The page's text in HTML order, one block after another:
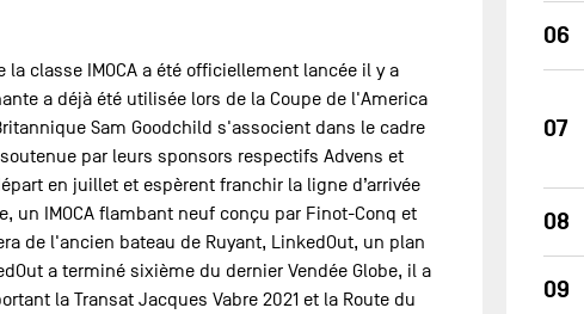
classe IMOCA a été officiellement lancée il y a
a déjà été utilisée lors de la Coupe de l'America
Sam Goodchild s'associent dans le cadre
par leurs sponsors respectifs Advens et
en juillet et espèrent franchir la ligne d’arrivée
un IMOCA flambant neuf conçu par Finot-Conq et
de l'ancien bateau de Ruyant, LinkedOut, un plan
a terminé sixième du dernier Vendée Globe, il a
la Transat Jacques Vabre 2021 et la Route du
06
07
08
09